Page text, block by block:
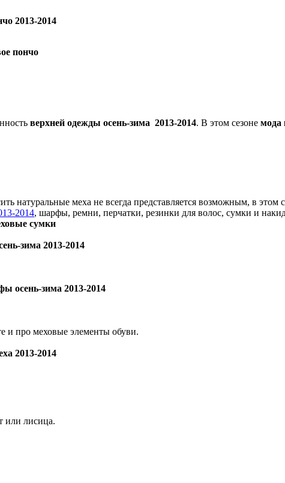
2013-2014
пончо
верхней одежды осень-зима 2013-2014. В этом сезоне мода
натуральные меха не всегда представляется возможным, в этом
2014, шарфы, ремни, перчатки, резинки для волос, сумки и
сумки
зима 2013-2014
осень-зима 2013-2014
и про меховые элементы обуви.
2013-2014
или лисица.